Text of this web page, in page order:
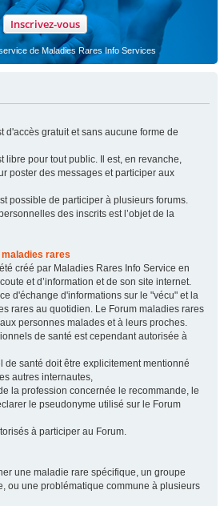
Inscrivez-vous
de Maladies Rares Info Services
d'accès gratuit et sans aucune forme de
libre pour tout public. Il est, en revanche,
poster des messages et participer aux
possible de participer à plusieurs forums.
des inscrits est l’objet de la
rares
créé par Maladies Rares Info Service en
et d’information et de son site internet.
d'échange d'informations sur le "vécu" et la
rares au quotidien. Le Forum maladies rares
personnes malades et à leurs proches.
de santé est cependant autorisée à
de santé doit être explicitement mentionné
autres internautes,
la profession concernée le recommande, le
le pseudonyme utilisé sur le Forum
à participer au Forum.
une maladie rare spécifique, un groupe
ou une problématique commune à plusieurs